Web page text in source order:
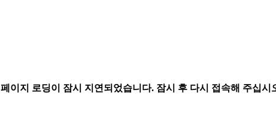
페이지 로딩이 잠시 지연되었습니다. 잠시 후 다시 접속해 주십시